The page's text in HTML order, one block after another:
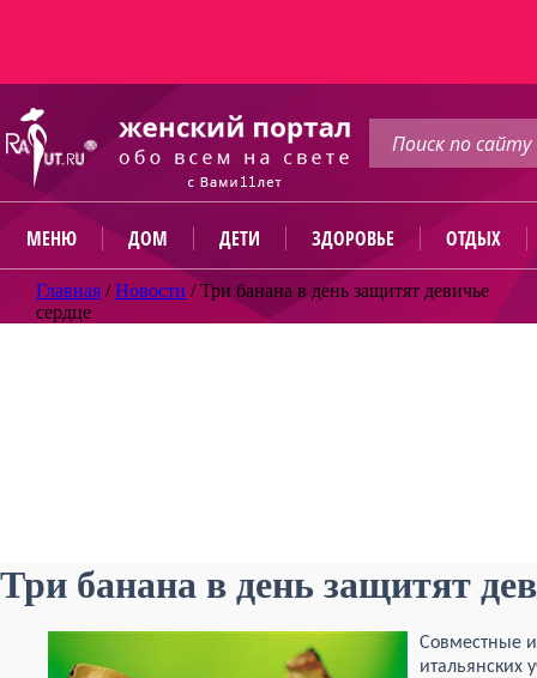
МЕНЮ ДОМ ДЕТИ ЗДОРОВЬЕ ОТДЫХ
Главная /Новости /Три банана в день защитят девичье
сердце
Три банана в день защитят
Совместные
итальянских